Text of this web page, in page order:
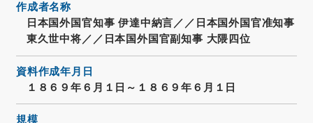
作成者名称
日本国外国官知事 伊達中納言／／日本国外国官准知事
東久世中将／／日本国外国官副知事 大隈四位
資料作成年月日
１８６９年６月１日～１８６９年６月１日
規模